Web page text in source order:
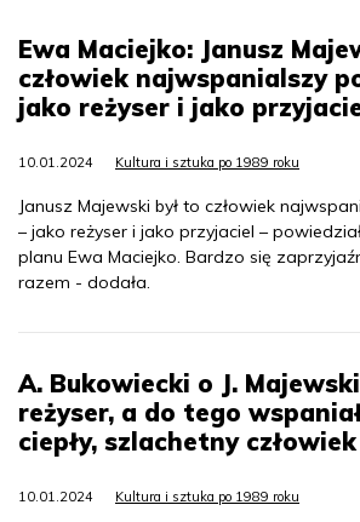
Ewa Maciejko: Janusz
człowiek najwspanialszy
jako reżyser i jako
10.01.2024 Kultura i sztuka po 1989 roku
Janusz Majewski był to człowiek
– jako reżyser i jako przyjaciel –
planu Ewa Maciejko. Bardzo się
razem - dodała.
A. Bukowiecki o J.
reżyser, a do tego
ciepły, szlachetny człowiek
10.01.2024 Kultura i sztuka po 1989 roku